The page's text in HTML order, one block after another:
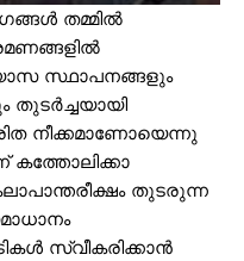
തമ്മിൽ
സ്ഥാപനങ്ങളും
തുടർച്ചയായി
നീക്കമാണോയെന്നു
കത്തോലിക്കാ
തുടരുന്ന
സ്വീകരിക്കാൻ